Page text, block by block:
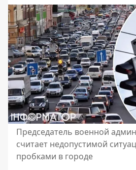
Председатель военной
считает недопустимой
пробками в городе